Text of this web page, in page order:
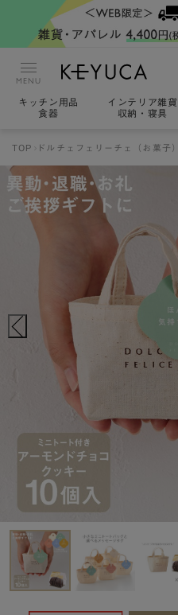
MENU
キッチン用品
食器
インテリア雑貨
収納・寝具
TOP ドルチェフェリーチェ（お菓子）